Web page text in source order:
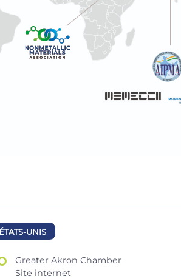
ÉTATS-UNIS
Greater Akron Chamber
Site internet